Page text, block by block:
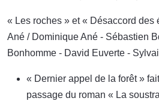
« Les roches » et « Désaccord des
Ané / Dominique Ané - Sébastien
Bonhomme - David Euverte -
« Dernier appel de la forêt »
passage du roman « La